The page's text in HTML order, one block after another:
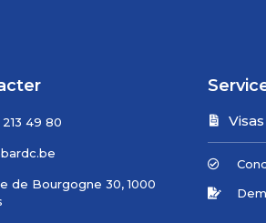
49 80
de Bourgogne 30, 1000
Visas